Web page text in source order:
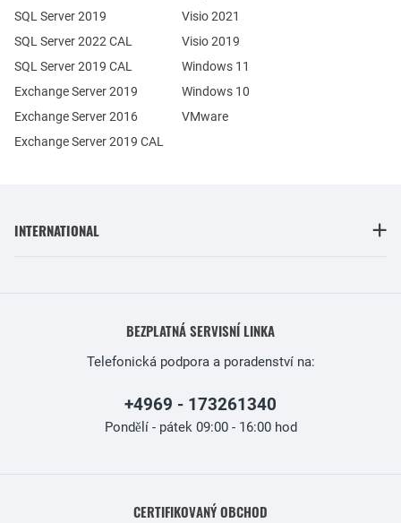
Exchange Server 2019
Exchange Server 2016
SQL Server 2019
SQL Server 2022 CAL
SQL Server 2019 CAL
Exchange Server 2019 CAL
Visio 2021
Visio 2019
Windows 11
Windows 10
VMware
INTERNATIONAL
BEZPLATNÁ SERVISNÍ LINKA
Telefonická podpora a poradenství na:
+4969 - 173261340
Pondělí - pátek 09:00 - 16:00 hod
CERTIFIKOVANÝ OBCHOD